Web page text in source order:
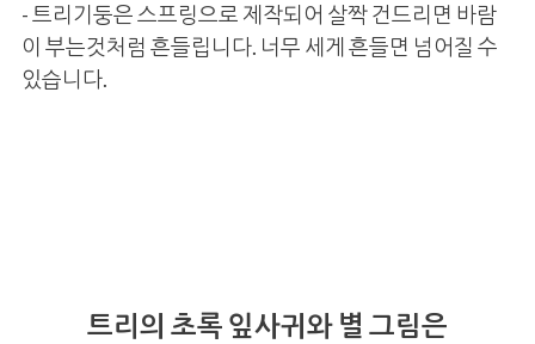
- 트리기둥은 스프링으로 제작되어 살짝 건드리면 바람
이 부는것처럼 흔들립니다. 너무 세게 흔들면 넘어질 수
있습니다.
트리의 초록 잎사귀와 별 그림은